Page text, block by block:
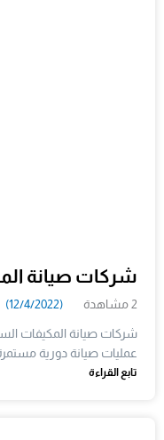
شركات صيانة
2 مشاهدة (12/4/2022)
شركات صيانة المكيفات
عمليات صيانة دورية
تابع القراءة